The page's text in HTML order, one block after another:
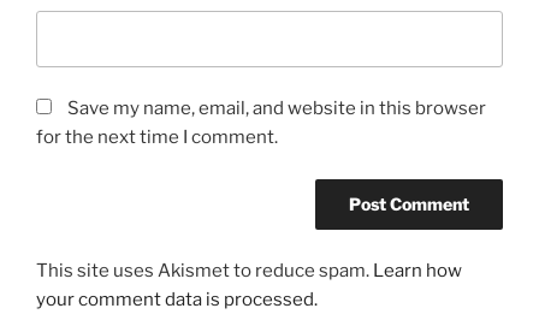
Save my name, email, and website in this browser
for the next time I comment.
This site uses Akismet to reduce spam. Learn how
your comment data is processed.